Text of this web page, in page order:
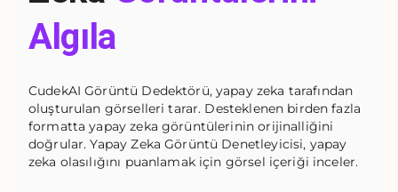
Algıla
CudekAI Görüntü Dedektörü, yapay zeka tarafından
oluşturulan görselleri tarar. Desteklenen birden fazla
formatta yapay zeka görüntülerinin orijinalliğini
doğrular. Yapay Zeka Görüntü Denetleyicisi, yapay
zeka olasılığını puanlamak için görsel içeriği inceler.